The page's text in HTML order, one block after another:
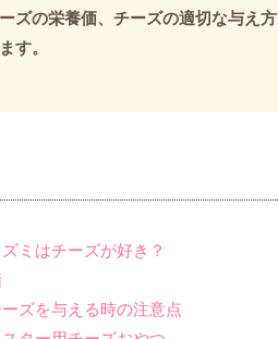
ズの栄養価、チーズの適切な与え方
す。
ミはチーズが好き？
ズを与える時の注意点